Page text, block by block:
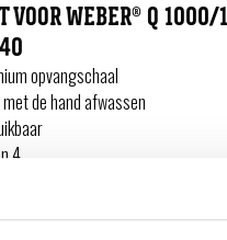
VOOR WEBER® Q
opvangschaal
de hand afwassen
4